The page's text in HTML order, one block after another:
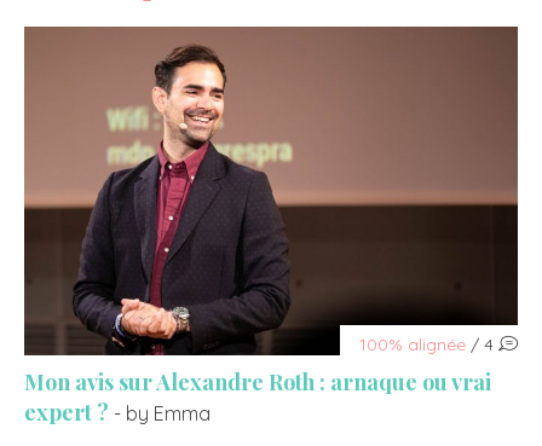
100% alignée / 4
Mon avis sur Alexandre Roth : arnaque ou vrai
expert ? - by Emma